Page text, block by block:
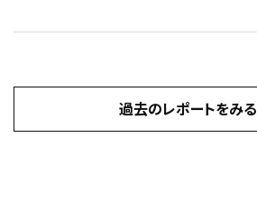
過去のレポートをみる